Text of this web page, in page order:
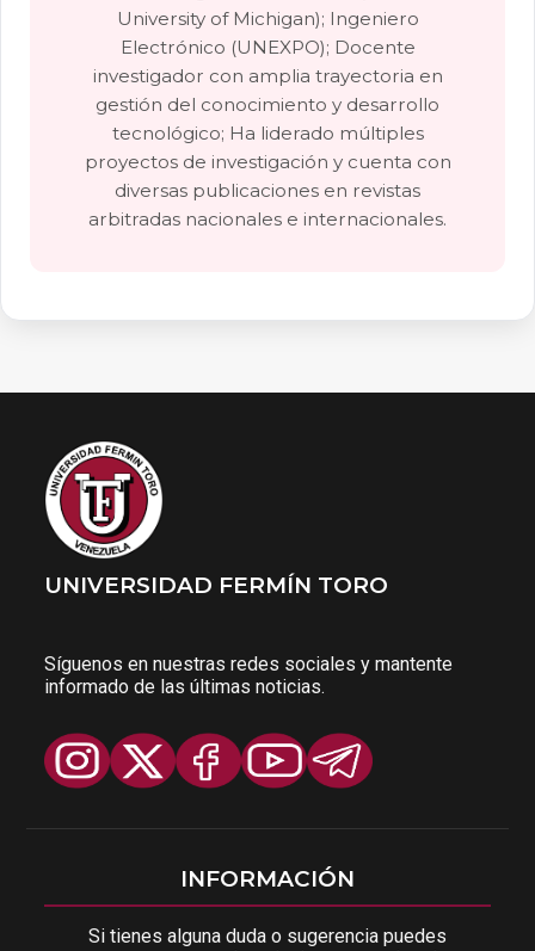
University of Michigan); Ingeniero
Electrónico (UNEXPO); Docente
investigador con amplia trayectoria en
gestión del conocimiento y desarrollo
tecnológico; Ha liderado múltiples
proyectos de investigación y cuenta con
diversas publicaciones en revistas
arbitradas nacionales e internacionales.
UNIVERSIDAD FERMÍN TORO
Síguenos en nuestras redes sociales y mantente
informado de las últimas noticias.
INFORMACIÓN
Si tienes alguna duda o sugerencia puedes